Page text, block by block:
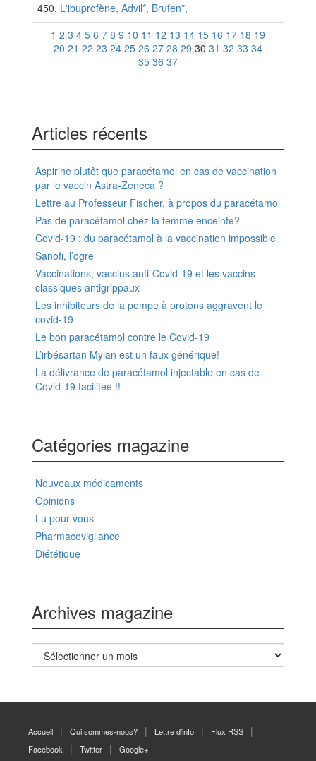
L'ibuprofène, Advil*, Brufen*,
1 2 3 4 5 6 7 8 9 10 11 12 13 14 15 16 17 18 19
20 21 22 23 24 25 26 27 28 29 30 31 32 33 34
35 36 37
Articles récents
Aspirine plutôt que paracétamol en cas de vaccination
par le vaccin Astra-Zeneca ?
Lettre au Professeur Fischer, à propos du paracétamol
Pas de paracétamol chez la femme enceinte?
Covid-19 : du paracétamol à la vaccination impossible
Sanofi, l’ogre
Vaccinations, vaccins anti-Covid-19 et les vaccins
classiques antigrippaux
Les inhibiteurs de la pompe à protons aggravent le
covid-19
Le bon paracétamol contre le Covid-19
L’irbésartan Mylan est un faux générique!
La délivrance de paracétamol injectable en cas de
Covid-19 facilitée !!
Catégories magazine
Nouveaux médicaments
Opinions
Lu pour vous
Pharmacovigilance
Diététique
Archives magazine
Archives
magazine
Accueil Qui sommes-nous? Lettre d’info
Flux RSS
Facebook
Twitter Google+